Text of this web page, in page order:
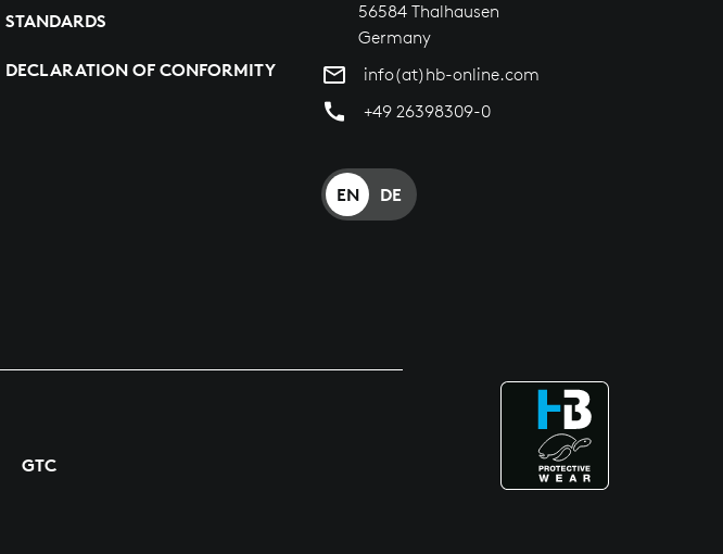
STANDARDS
DECLARATION OF CONFORMITY
56584 Thalhausen
Germany
info(at)hb-online.com
+49 26398309-0
DE
EN
GTC